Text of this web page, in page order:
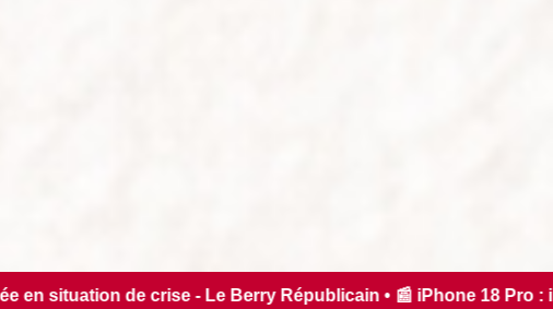
Pro : il sera bien plus cher que prévu - iPhon.fr • 📰